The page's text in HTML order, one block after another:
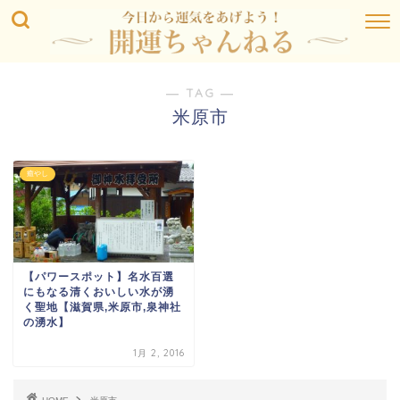
― TAG ―
米原市
癒やし
【パワースポット】名水百選
にもなる清くおいしい水が湧
く聖地【滋賀県,米原市,泉神社
の湧水】
1月 2, 2016